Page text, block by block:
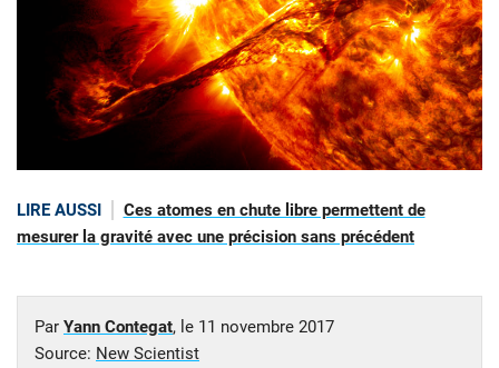
LIRE AUSSI
Ces atomes en chute libre permettent de
mesurer la gravité avec une précision sans précédent
Par Yann Contegat, le 11 novembre 2017
Source: New Scientist